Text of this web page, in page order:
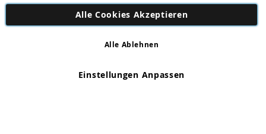
Firmennummer: 863029607
Alle Cookies Akzeptieren
Einstellungen Anpassen
Alle Ablehnen